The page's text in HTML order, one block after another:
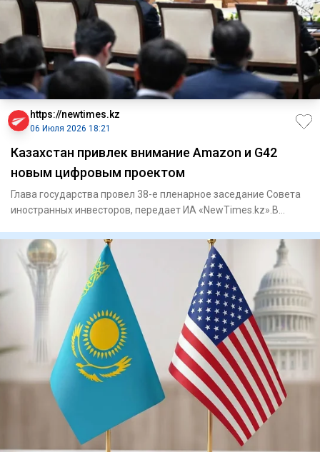
https://newtimes.kz
06 Июля 2026 18:21
Казахстан привлек внимание Amazon и G42
новым цифровым проектом
Глава государства провел 38-е пленарное заседание Совета
иностранных инвесторов, передает ИА «NewTimes.kz».В